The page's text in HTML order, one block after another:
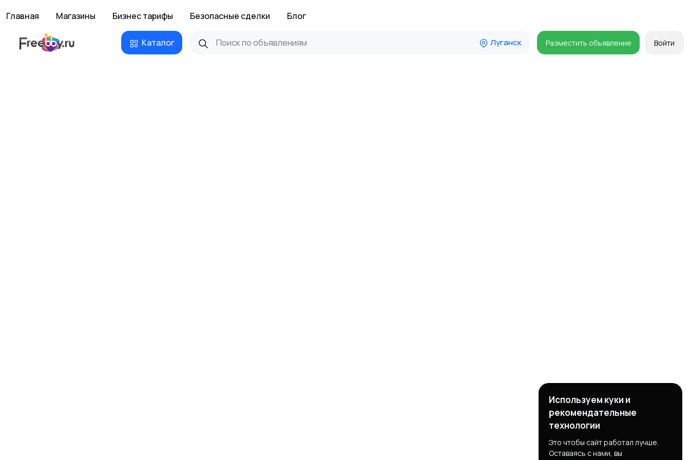
Главная Магазины Бизнес тарифы Безопасные сделки Блог
Каталог Луганск Разместить объявление Войти
Используем куки и
рекомендательные
технологии
Это чтобы сайт работал лучше.
Оставаясь с нами, вы